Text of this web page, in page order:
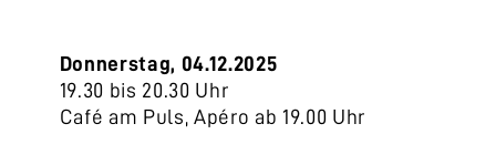
Donnerstag, 04.12.2025
19.30 bis 20.30 Uhr
Café am Puls, Apéro ab 19.00 Uhr